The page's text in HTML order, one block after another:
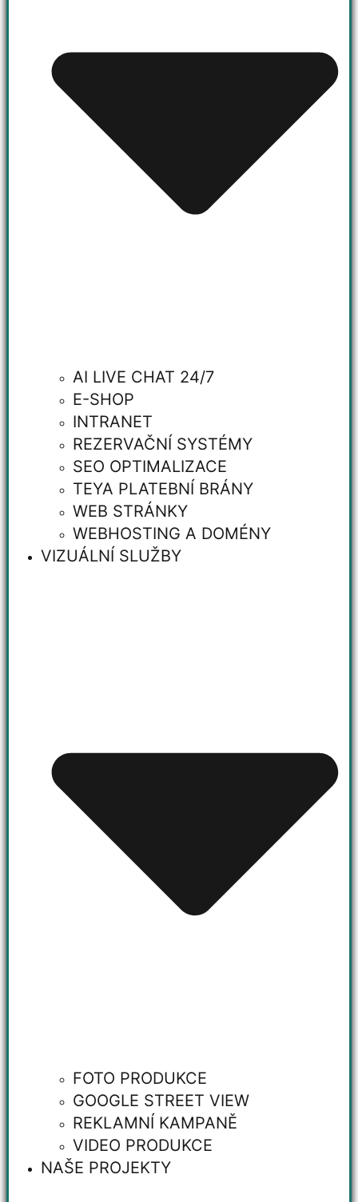
AI LIVE CHAT 24/7
E-SHOP
INTRANET
REZERVAČNÍ SYSTÉMY
SEO OPTIMALIZACE
TEYA PLATEBNÍ BRÁNY
WEB STRÁNKY
WEBHOSTING A DOMÉNY
VIZUÁLNÍ SLUŽBY
FOTO PRODUKCE
GOOGLE STREET VIEW
REKLAMNÍ KAMPANĚ
VIDEO PRODUKCE
NAŠE PROJEKTY